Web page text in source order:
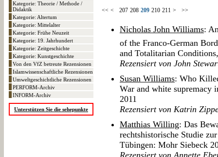
Kategorie: Theorie / Methode /
Didaktik
Kategorie: Altertum
Kategorie: Mittelalter
Kategorie: Frühe Neuzeit
Kategorie: 19. Jahrhundert
Kategorie: Zeitgeschichte
Kategorie: Kunstgeschichte
Von den VfZ betreute Rezensionen
Islamwissenschaftliche Rezensionen
Umweltgeschichtliche Rezensionen
PERFORM-Archiv
INFORM-Archiv
Unterstützen Sie die sehepunkte
<< < 207 208 209 210 211 > >>
Nicholas John Williams:
of the Franco-German
and Totalitarian
Rezensiert von John
Susan Williams: Who
War and white supremacy
2011
Rezensiert von Katrin
Matthias Willing: Das
rechtshistorische Studie
Tübingen: Mohr Siebeck